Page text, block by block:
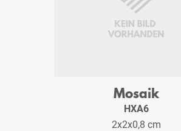
Mosaik
HXA6
2x2x0,8 cm